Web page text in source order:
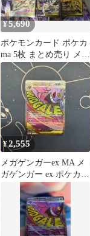
¥5,690
ポケモンカード ポケカ
ma 5枚 まとめ売り メガ
ゲンガーex ma 2枚
¥2,555
メガゲンガーex MA メ
ガゲンガー ex ポケカ
ポケモンカード